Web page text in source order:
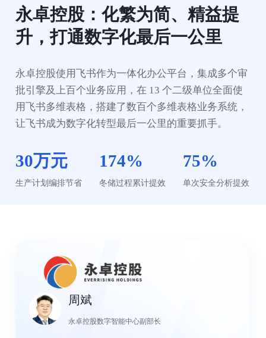
永卓控股：化繁为简、精益提
升，打通数字化最后一公里
永卓控股使用飞书作为一体化办公平台，集成多个审
批引擎及上百个业务应用，在 13 个二级单位全面使
用飞书多维表格，搭建了数百个多维表格业务系统，
让飞书成为数字化转型最后一公里的重要抓手。
30万元
生产计划编排节省
174%
冬储过程累计提效
75%
单次安全分析提效
周斌
永卓控股数字智能中心副部长